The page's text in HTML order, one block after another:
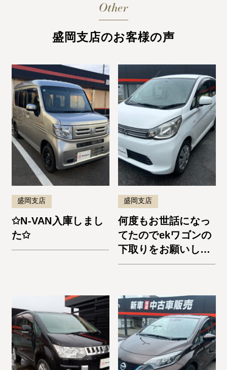
Other
盛岡支店のお客様の声
盛岡支店
✩N-VAN入庫しまし
た✩
盛岡支店
何度もお世話になっ
てたのでekワゴンの
下取りをお願いしま
した。納車までスム
す！